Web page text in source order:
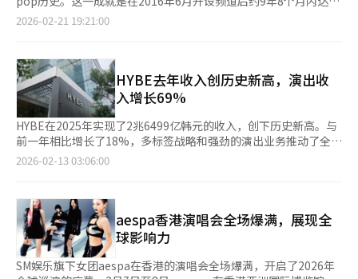
预发布曲《BANG BANG》，共12首歌曲，涵盖多种风格，并包含
所有成员的个人单曲，拓宽了音乐范围。成员们亲自参与作词，增
ICY》、Liz的《Unreal》、Rei的《In Your Heart》、安宥真的
《Force》等个人曲目展现了各自的风格。张元英推荐
道：“《8》是一首EDM风格的歌曲，适合想要开心的时候
听。”Liz表示：“《In Your Heart》是为粉丝DIVE创作的，努力
展现摇滚风格的强劲嗓音。”◆ 李瑞成年，展现全员成年组合的
成熟 随着李瑞成年，IVE成为全员成年组合。李瑞表示：“这是我
成年后的首次回归，意义重大。我希望永远作为姐姐们的小妹幸福
生活。”Rei称赞道：“在世界巡演中，看到李瑞的舞台表现和表
《REVIVE+》意为重燃，象征着IVE的火焰再次燃起。”Liz表
示：“我们尝试了新的风格，获得了很多喜爱。希望成为让人期待
的艺术家。”预发布曲《BANG BANG》发布后迅速登上Melon
Top 100第二名，显示了不减的人气。安宥真谦虚地说：“能与优
秀的艺术家竞争是荣幸，与同公司艺人一起受欢迎感到高兴，希望
这张专辑能证明IVE自己。”张元英也表示：“希望更加珍惜与粉
的，显示了她们在全球粉丝中的强大影响力。根据YouTube和YG
创作者奖”。YouTube订阅数是衡量艺术家受欢迎程度和粉丝规模
的直观指标。自2021年9月超越贾斯汀·比伯成为全球艺术家第一
名以来，BLACKPINK已连续四年保持“YouTube女王”的地位。
她们的观看次数同样惊人。BLACKPINK已发布50个观看次数过亿
的视频，其中9个超过10亿次。官方频道的累计观看次数达到411
亿次，过去12个月的观看次数为33亿次，显示出在韩国、印度、
印度尼西亚、墨西哥和美国等地的广泛人气。这一里程碑为即将于
27日发布的第三张迷你专辑《DEADLINE》带来了极高的期待。专
时隔三年，BLACKPINK将以完整阵容回归，新专辑
《DEADLINE》收录了包括主打歌《GO》在内的五首歌曲。YG表
示，这张专辑充满了“无法重现的最佳时刻”。BLACKPINK的成
功展示了与YouTube平台的有机成长模式。她们在2021年与
YouTube合作举办了首场线上演唱会《THE SHOW》，并在2022
年通过《PinkVenomChallenge》与全球粉丝互动，引领了新的
2026-02-21 19:21:00
HYBE去年收入创历史新高，演出收
入增长69%
HYBE在2025年实现了2兆6499亿韩元的收入，创下历史新高。与
前一年相比增长了18%，多标签战略和强劲的演出业务推动了全球
市场的扩张。然而，由于新IP的初期投资和北美业务重组的费用，
比增长69%。凭借这些成就，HYBE在公告牌顶级推广商中排名全
球第四，并在Circle Chart中保持了30%的市场份额，证明了其强
大的IP实力。收益下降是为未来采取的预先措施。多个全球新人如
日本的AOEN和韩国的CORTIS出道，初期成本集中，北美管理业
务也确认了约2000亿韩元的会计损失。HYBE将此定义为提高会计
2026-02-13 03:06:00
aespa香港演唱会全场爆满，展现全
球影响力
SM娱乐旗下女团aespa在香港的演唱会全场爆满，开启了2026年